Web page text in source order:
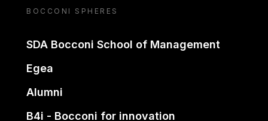
BOCCONI SPHERES
SDA Bocconi School of Management
Egea
Alumni
B4i - Bocconi for innovation